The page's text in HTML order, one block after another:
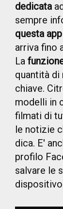
dedicata
sempre
questa
arriva fino
La
quantità
chiave.
modelli in
filmati di
le notizie
dica. E'
profilo
salvare le